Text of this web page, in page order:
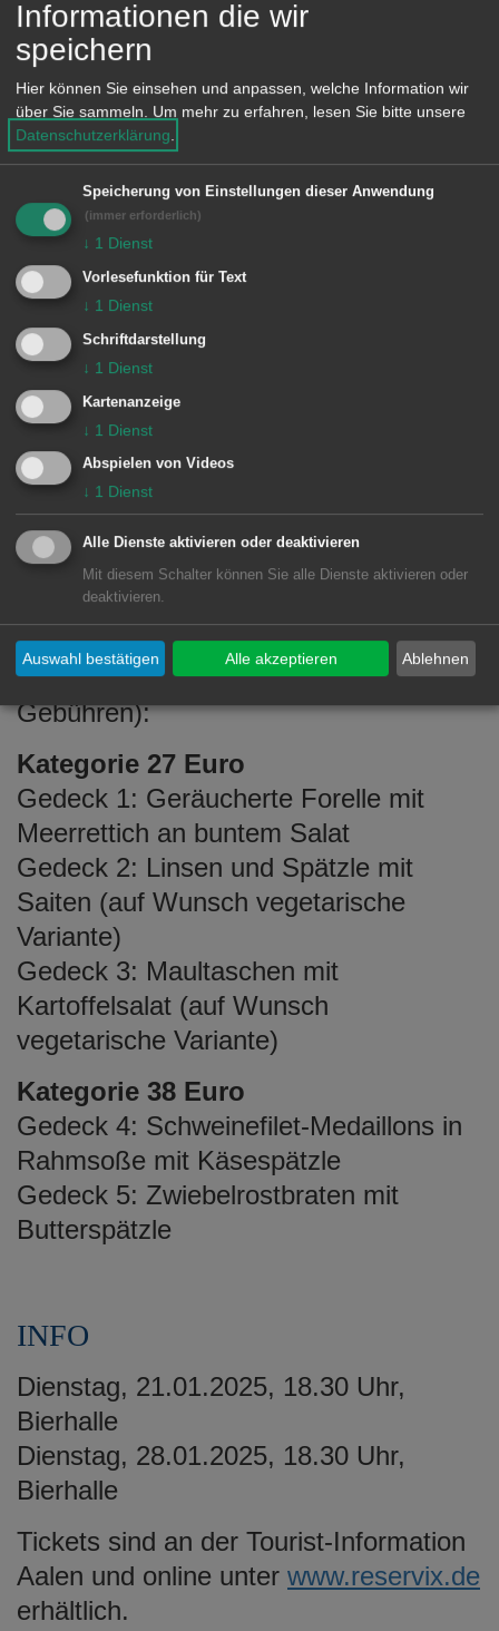
Von dieser Seite Schubarts zeugen
beispielsweise seine berühmten
„Schuldiktate“.
An zwei Abenden werden die
tiefgründigen und die humorigen Texte
Schubarts durch das Ensemblemitglied
des Theaters der Stadt Aalen Malte
Sylvester ausdrucksstark vorgetragen.
Prof. Dr. Barbara Potthast, die zweite
Vorsitzende der Aalener Schubart-
Gesellschaft und Schubart-Expertin,
ergänzt mit fundierten Einblicken und
erhellenden Kommentierungen. Nach
dem literarischen Programm bietet sich
den Gästen die Gelegenheit, den
Abend kulinarisch abzurunden. Mit dem
Kauf der Tickets entscheidet man sich
für eines der folgenden Gerichte in zwei
verschiedenen Preiskategorien (inkl.
Gebühren):
Kategorie 27 Euro
Gedeck 1: Geräucherte Forelle mit
Meerrettich an buntem Salat
Gedeck 2: Linsen und Spätzle mit
Saiten (auf Wunsch vegetarische
Variante)
Gedeck 3: Maultaschen mit
Kartoffelsalat (auf Wunsch
vegetarische Variante)
Kategorie 38 Euro
Gedeck 4: Schweinefilet-Medaillons in
Rahmsoße mit Käsespätzle
Gedeck 5: Zwiebelrostbraten mit
Butterspätzle
INFO
Dienstag, 21.01.2025, 18.30 Uhr,
Bierhalle
Dienstag, 28.01.2025, 18.30 Uhr,
Bierhalle
Tickets sind an der Tourist-Information
Aalen und online unter www.reservix.de
erhältlich.
Informationen die wir
speichern
Hier können Sie einsehen und anpassen, welche Information wir
über Sie sammeln. Um mehr zu erfahren, lesen Sie bitte unsere
Datenschutzerklärung.
Speicherung von Einstellungen dieser Anwendung
(immer erforderlich)
↓ 1 Dienst
Vorlesefunktion für Text
↓ 1 Dienst
Schriftdarstellung
↓ 1 Dienst
Kartenanzeige
↓ 1 Dienst
Abspielen von Videos
↓ 1 Dienst
Alle Dienste aktivieren oder deaktivieren
Mit diesem Schalter können Sie alle Dienste aktivieren oder
deaktivieren.
Ablehnen
Auswahl bestätigen Alle akzeptieren